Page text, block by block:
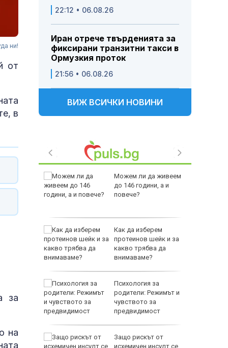
ни!
от
в
за
на
22:12 • 06.08.26
Иран отрече твърденията за
фиксирани транзитни такси в
Ормузкия проток
21:56 • 06.08.26
ВИЖ ВСИЧКИ НОВИНИ
по
за
Можем ли да живеем
до 146 години, а и
повече?
Как да изберем
протеинов шейк и за
какво трябва да
внимаваме?
Психология за
родители: Режимът и
чувството за
предвидимост
Защо рискът от
исхемичен инсулт се